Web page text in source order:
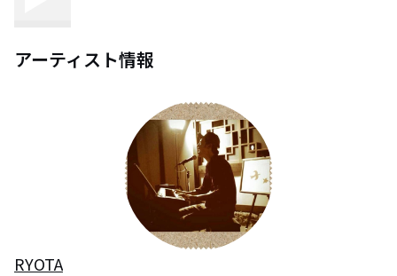
アーティスト情報
RYOTA